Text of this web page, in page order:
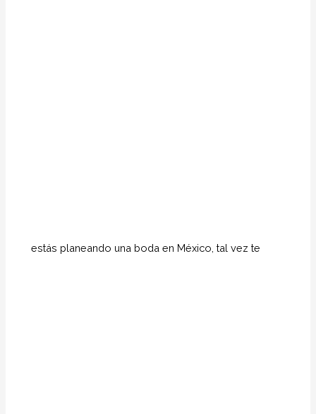
estás planeando una boda en México, tal vez te